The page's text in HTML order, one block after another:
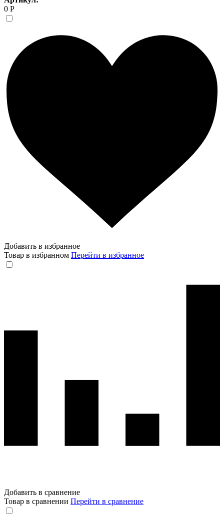
0 Р
Добавить в избранное
Товар в избранном Перейти в избранное
Добавить в сравнение
Товар в сравнении Перейти в сравнение